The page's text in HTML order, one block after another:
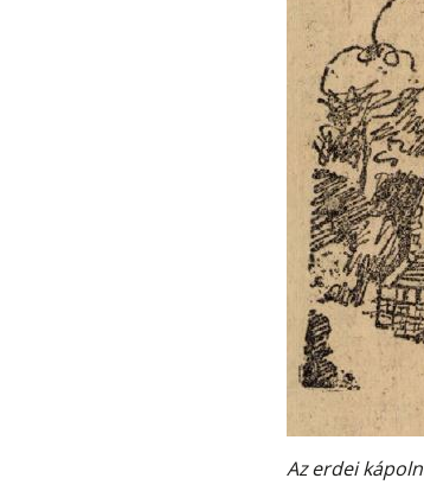
Az erdei